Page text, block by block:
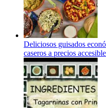
Deliciosos guisados
caseros a precios